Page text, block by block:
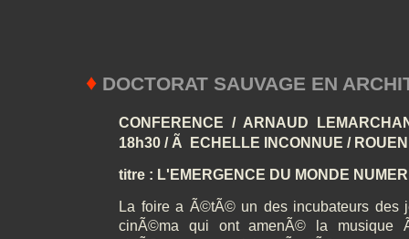
♦ DOCTORAT SAUVAGE EN
CONFERENCE / ARNAUD
18h30 / Ã ECHELLE INCONNUE / ROUEN
titre : L'EMERGENCE DU MONDE
La foire a Ã©tÃ© un des incubateurs des
cinÃ©ma qui ont amenÃ© la musique